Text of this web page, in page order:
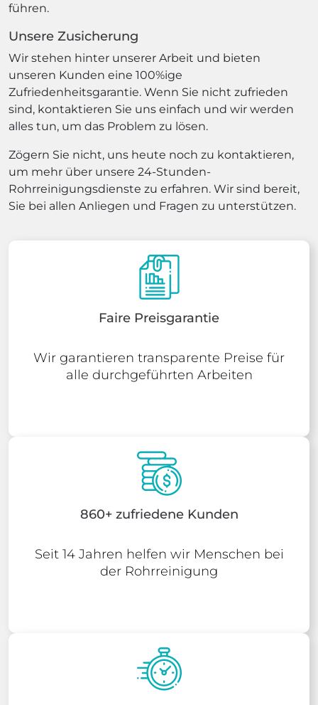
führen.
Unsere Zusicherung
Wir stehen hinter unserer Arbeit und bieten
unseren Kunden eine 100%ige
Zufriedenheitsgarantie. Wenn Sie nicht zufrieden
sind, kontaktieren Sie uns einfach und wir werden
alles tun, um das Problem zu lösen.
Zögern Sie nicht, uns heute noch zu kontaktieren,
um mehr über unsere 24-Stunden-
Rohrreinigungsdienste zu erfahren. Wir sind bereit,
Sie bei allen Anliegen und Fragen zu unterstützen.
Faire Preisgarantie
Wir garantieren transparente Preise für
alle durchgeführten Arbeiten
860+ zufriedene Kunden
Seit 14 Jahren helfen wir Menschen bei
der Rohrreinigung